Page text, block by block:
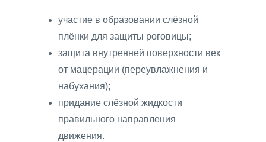
участие в образовании слёзной
плёнки для защиты роговицы;
защита внутренней поверхности век
от мацерации (переувлажнения и
набухания);
придание слёзной жидкости
правильного направления
движения.